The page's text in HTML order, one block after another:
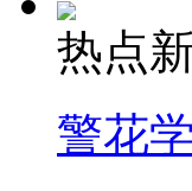
热点
警花